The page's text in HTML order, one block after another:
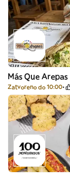
Más Que Arepas
Zatvoreno do 10:00